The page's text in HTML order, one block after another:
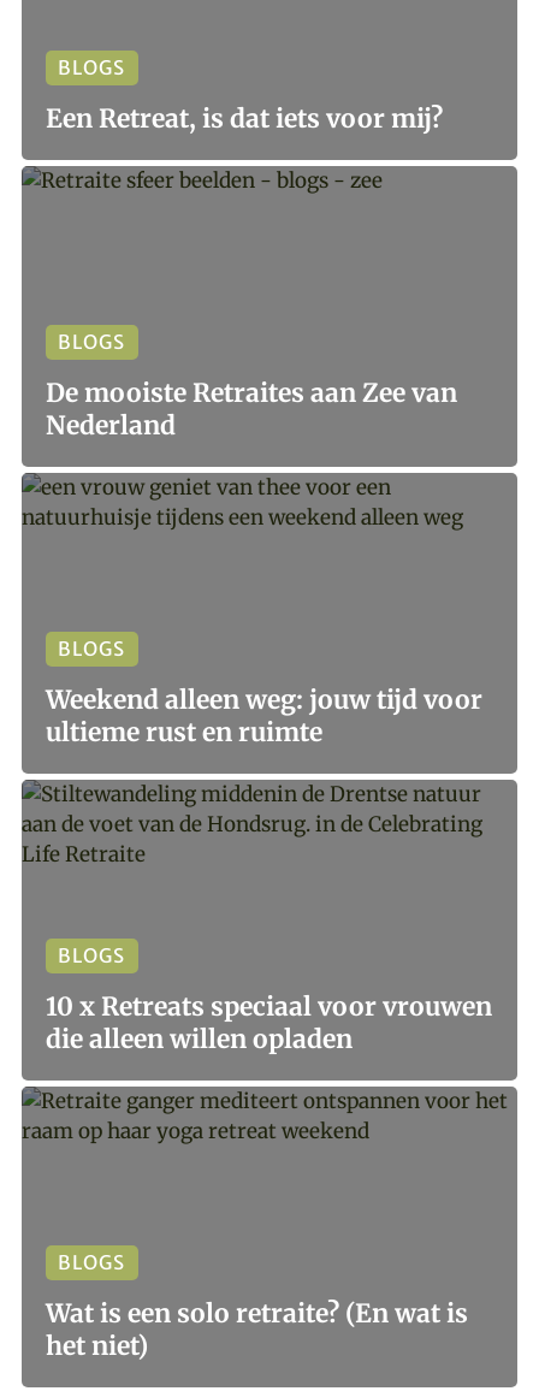
BLOGS
Een Retreat, is dat iets voor mij?
BLOGS
De mooiste Retraites aan Zee van
Nederland
BLOGS
Weekend alleen weg: jouw tijd voor
ultieme rust en ruimte
BLOGS
10 x Retreats speciaal voor vrouwen
die alleen willen opladen
BLOGS
Wat is een solo retraite? (En wat is
het niet)